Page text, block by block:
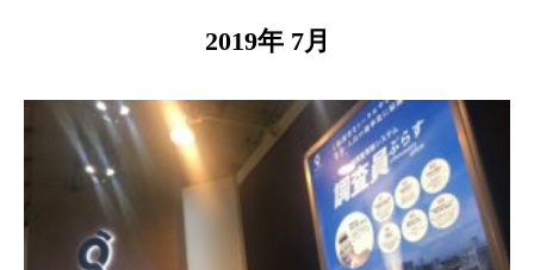
2019年 7月